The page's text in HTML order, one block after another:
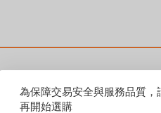
Reset
Focus
為保障交易安全與服務品質，
再開始選購